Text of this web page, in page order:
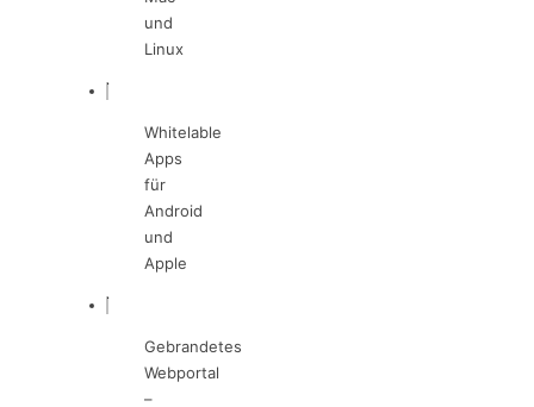
und
Linux
Whitelable
Apps
für
Android
und
Apple
Gebrandetes
Webportal
–